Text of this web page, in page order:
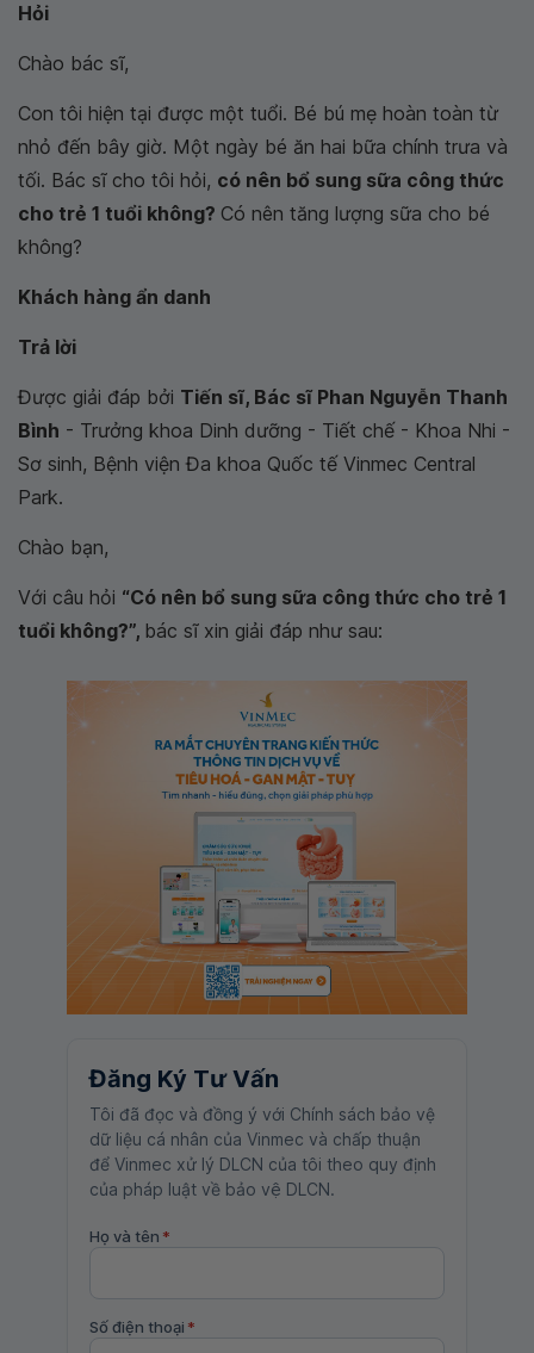
Hỏi
Chào bác sĩ,
Con tôi hiện tại được một tuổi. Bé bú mẹ hoàn toàn từ
nhỏ đến bây giờ. Một ngày bé ăn hai bữa chính trưa và
tối. Bác sĩ cho tôi hỏi, có nên bổ sung sữa công thức
cho trẻ 1 tuổi không? Có nên tăng lượng sữa cho bé
không?
Khách hàng ẩn danh
Trả lời
Được giải đáp bởi Tiến sĩ, Bác sĩ Phan Nguyễn Thanh
Bình - Trưởng khoa Dinh dưỡng - Tiết chế - Khoa Nhi -
Sơ sinh, Bệnh viện Đa khoa Quốc tế Vinmec Central
Park.
Chào bạn,
Với câu hỏi “Có nên bổ sung sữa công thức cho trẻ 1
tuổi không?”, bác sĩ xin giải đáp như sau:
Đăng Ký Tư Vấn
Tôi đã đọc và đồng ý với Chính sách bảo vệ
dữ liệu cá nhân của Vinmec và chấp thuận
để Vinmec xử lý DLCN của tôi theo quy định
của pháp luật về bảo vệ DLCN.
Họ và tên *
Số điện thoại *